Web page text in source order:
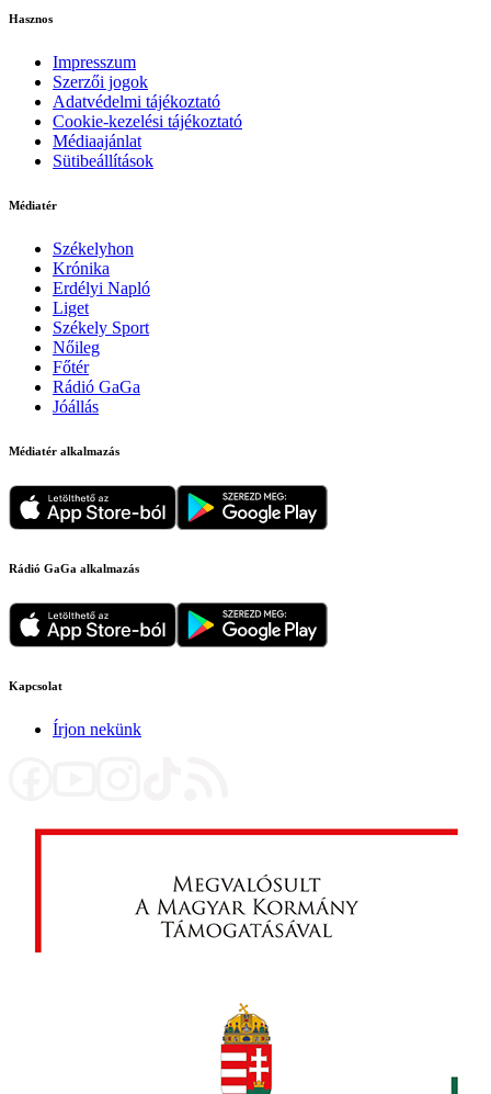
Hasznos
Impresszum
Szerzői jogok
Adatvédelmi tájékoztató
Cookie-kezelési tájékoztató
Médiaajánlat
Sütibeállítások
Médiatér
Székelyhon
Krónika
Erdélyi Napló
Liget
Székely Sport
Nőileg
Főtér
Rádió GaGa
Jóállás
Médiatér alkalmazás
Rádió GaGa alkalmazás
Kapcsolat
Írjon nekünk